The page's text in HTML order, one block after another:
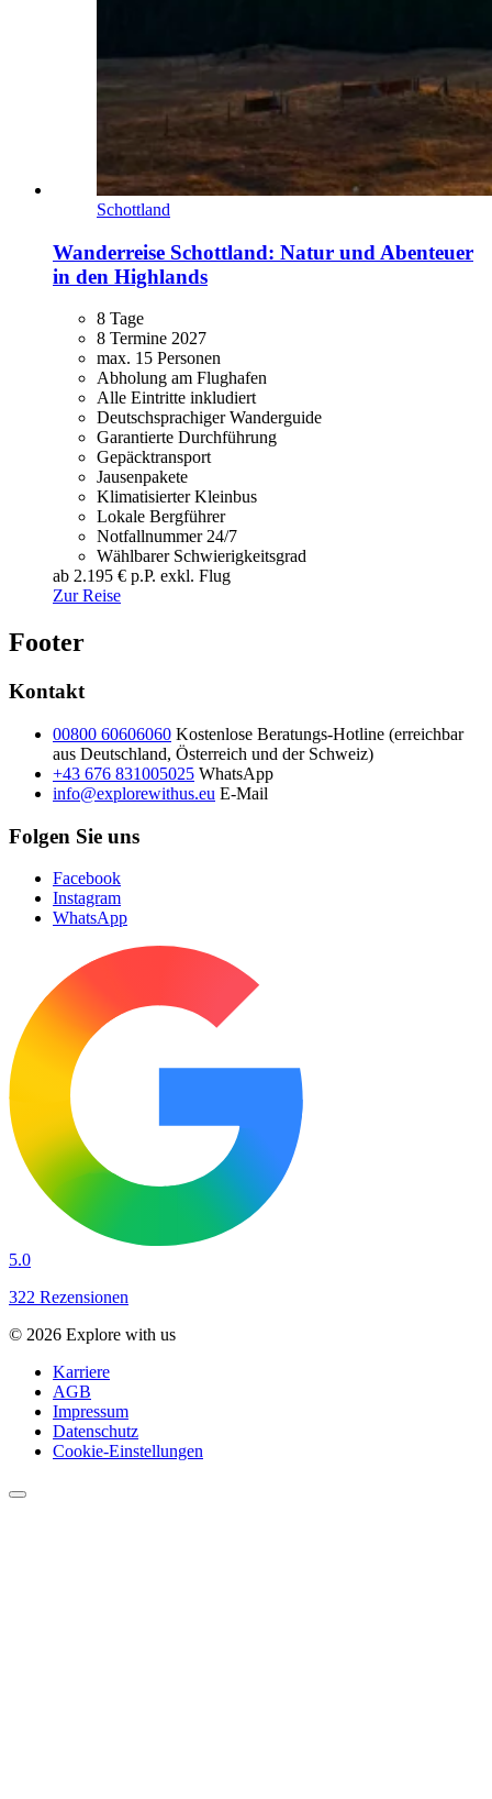
Schottland
Wanderreise Schottland: Natur und Abenteuer
in den Highlands
8 Tage
8 Termine 2027
max. 15 Personen
Abholung am Flughafen
Alle Eintritte inkludiert
Deutschsprachiger Wanderguide
Garantierte Durchführung
Gepäcktransport
Jausenpakete
Klimatisierter Kleinbus
Lokale Bergführer
Notfallnummer 24/7
Wählbarer Schwierigkeitsgrad
ab 2.195 € p.P. exkl. Flug
Zur Reise
Footer
Kontakt
00800 60606060 Kostenlose Beratungs-Hotline (erreichbar
aus Deutschland, Österreich und der Schweiz)
+43 676 831005025 WhatsApp
info@explorewithus.eu E-Mail
Folgen Sie uns
Facebook
Instagram
WhatsApp
5.0
322 Rezensionen
© 2026 Explore with us
Karriere
AGB
Impressum
Datenschutz
Cookie-Einstellungen